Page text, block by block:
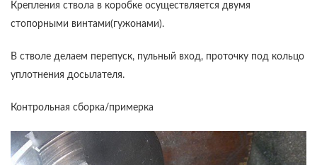
Крепления ствола в коробке осуществляется двумя
стопорными винтами(гужонами).
В стволе делаем перепуск, пульный вход, проточку под кольцо
уплотнения досылателя.
Контрольная сборка/примерка